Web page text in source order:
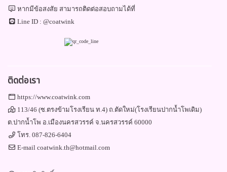
หากมีข้อสงสัย สามารถติดต่อสอบถามได้ที่
Line ID :@coatwink
ติดต่อเรา
https://www.coatwink.com
113/46 (ซ.ตรงข้ามโรงเรียน ท.4) ถ.ตัดใหม่(โรงเรียนปากน้ำโพเดิม)
ต.ปากน้ำโพ อ.เมืองนครสวรรค์ จ.นครสวรรค์ 60000
โทร.087-826-6404
E-mailcoatwink.th@hotmail.com